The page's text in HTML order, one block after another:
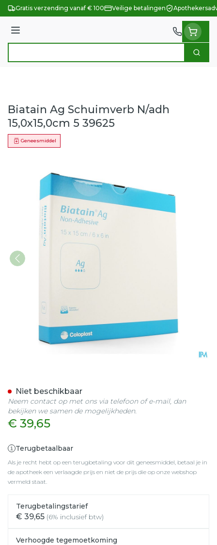
Ga naar de inhoud
Gratis verzending vanaf € 100 Veilige betalingen
Menu
Zoek
Biatain Ag Schuimverb N/adh
15,0x15,0cm 5 39625
Geneesmiddel
€ 39,65
Terugbetaalbaar
Als je recht hebt op een terugbetaling voor dit geneesmiddel, betaal je in
de apotheek een verlaagde prijs en niet de prijs die op onze webshop
vermeld staat.
Terugbetalingstarief
€ 39,65 (6% inclusief btw)
Verhoogde tegemoetkoming
Niet beschikbaar
Neem contact op met ons via telefoon of e-mail, dan
bekijken we samen de mogelijkheden.